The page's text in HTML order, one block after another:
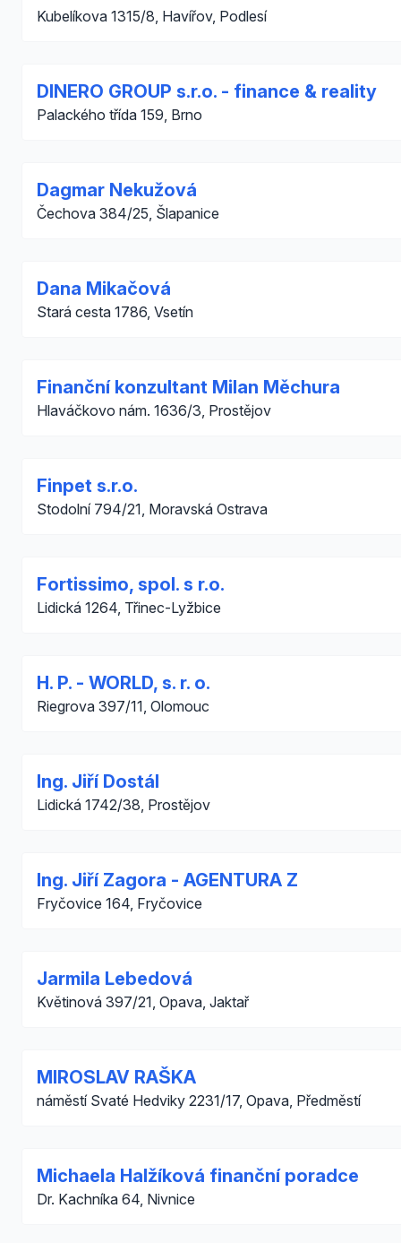
Kubelíkova 1315/8, Havířov, Podlesí
DINERO GROUP s.r.o. - finance & reality
Palackého třída 159, Brno
Dagmar Nekužová
Čechova 384/25, Šlapanice
Dana Mikačová
Stará cesta 1786, Vsetín
Finanční konzultant Milan Měchura
Hlaváčkovo nám. 1636/3, Prostějov
Finpet s.r.o.
Stodolní 794/21, Moravská Ostrava
Fortissimo, spol. s r.o.
Lidická 1264, Třinec-Lyžbice
H. P. - WORLD, s. r. o.
Riegrova 397/11, Olomouc
Ing. Jiří Dostál
Lidická 1742/38, Prostějov
Ing. Jiří Zagora - AGENTURA Z
Fryčovice 164, Fryčovice
Jarmila Lebedová
Květinová 397/21, Opava, Jaktař
MIROSLAV RAŠKA
náměstí Svaté Hedviky 2231/17, Opava, Předměstí
Michaela Halžíková finanční poradce
Dr. Kachníka 64, Nivnice